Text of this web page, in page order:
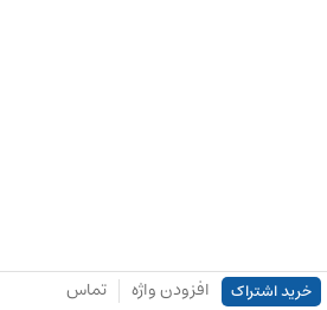
خرید اشتراک افزودن واژه تماس